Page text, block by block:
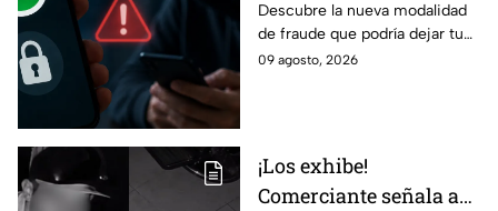
podría dejarte
vulnerable ante
ESTAFAS si no tienes
Descubre la nueva modalidad
de fraude que podría dejar tu
cuenta vulnerable. ¡No te
09 agosto, 2026
¡Los exhibe!
Comerciante señala a